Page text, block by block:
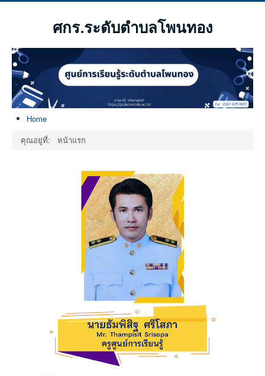
ศกร.ระดับตำบลโพนทอง
Home
คุณอยู่ที่:
หน้าแรก